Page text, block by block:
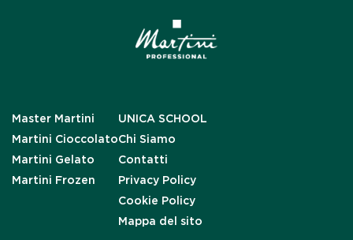
Master Martini
Martini Cioccolato
Martini Gelato
Martini Frozen
UNICA SCHOOL
Chi Siamo
Contatti
Privacy Policy
Cookie Policy
Mappa del sito